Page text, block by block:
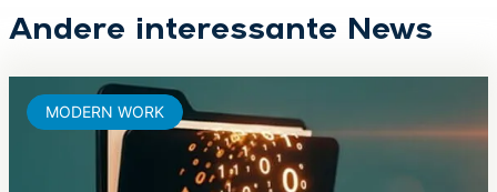
Andere interessante News
MODERN WORK